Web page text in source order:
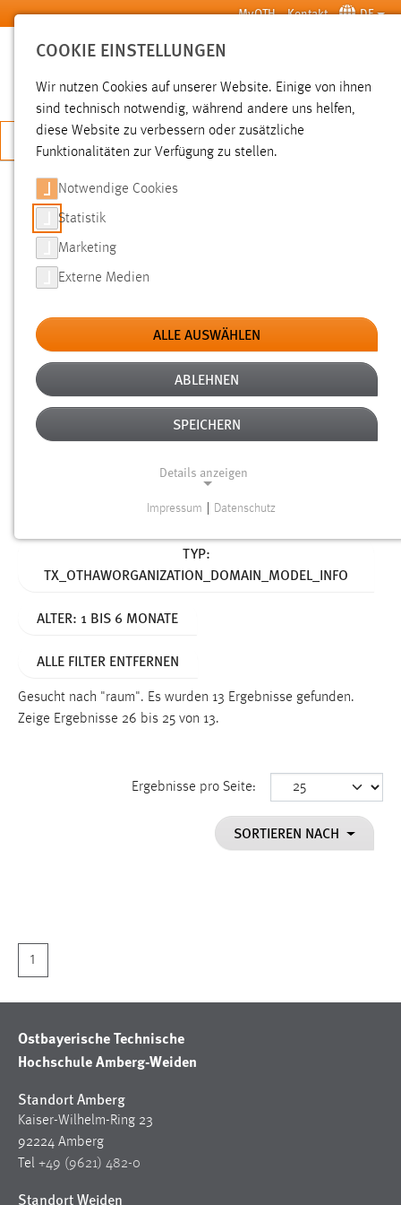
Zum Hauptinhalt springen MyOTH Kontakt DE
SUCHE
JETZT BEWERBEN
SUCHE
FILTER
Typ
Erstellungsdatum
Alter
TYP:
TX_OTHAWORGANIZATION_DOMAIN_MODEL_INFO
ALTER: 1 BIS 6 MONATE
ALLE FILTER ENTFERNEN
Gesucht nach "raum". Es wurden 13 Ergebnisse gefunden.
Zeige Ergebnisse 26 bis 25 von 13.
Ergebnisse pro Seite:
SORTIEREN NACH
1
Ostbayerische Technische
Hochschule Amberg-Weiden
Standort Amberg
Kaiser-Wilhelm-Ring 23
92224 Amberg
Tel +49 (9621) 482-0
Standort Weiden
COOKIE EINSTELLUNGEN
Wir nutzen Cookies auf unserer Website. Einige von ihnen
sind technisch notwendig, während andere uns helfen,
diese Website zu verbessern oder zusätzliche
Funktionalitäten zur Verfügung zu stellen.
Notwendige Cookies
Statistik
Marketing
Externe Medien
ALLE AUSWÄHLEN
ABLEHNEN
SPEICHERN
Details anzeigen
Notwendige Cookies ermöglichen grundlegende
Funktionen und sind für die einwandfreie Funktion der
cookie_consent
Zweck:
Cookie Laufzeit:
Sprachpräferenz
site-language-preference
Zweck:
Das Cookie speichert die gewählte Sprache der Website.
Cookie Laufzeit:
Impressum Datenschutz